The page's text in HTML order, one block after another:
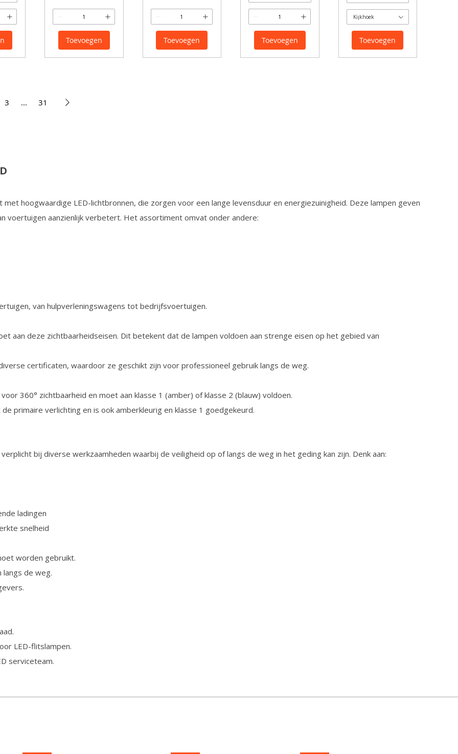
Toevoegen Toevoegen Toevoegen
Kijkhoek
Toevoegen
3 ... 31
met hoogwaardige LED-lichtbronnen, die zorgen voor een lange levensduur en energiezuinigheid. Deze lampen geven
voertuigen aanzienlijk verbetert. Het assortiment omvat onder andere:
van hulpverleningswagens tot bedrijfsvoertuigen.
aan deze zichtbaarheidseisen. Dit betekent dat de lampen voldoen aan strenge eisen op het gebied van
certificaten, waardoor ze geschikt zijn voor professioneel gebruik langs de weg.
360° zichtbaarheid en moet aan klasse 1 (amber) of klasse 2 (blauw) voldoen.
primaire verlichting en is ook amberkleurig en klasse 1 goedgekeurd.
bij diverse werkzaamheden waarbij de veiligheid op of langs de weg in het geding kan zijn. Denk aan:
ladingen
snelheid
worden gebruikt.
langs de weg.
LED-flitslampen.
serviceteam.